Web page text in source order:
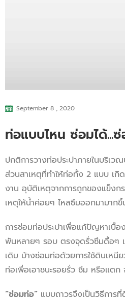
September 8 , 2020
ท่อแบบไหน ซ่อมได้...ซ่
ปกติการวางท่อประปาภายในบริเ
ส่วนสาเหตุที่ทำให้ท่อทั้ง 2 แบบ เกิ
งาน อุบัติเหตุจากการถูกของแข็ง
เหตุให้น้ำค่อยๆ ไหลซึมออกมามาก
การซ่อมท่อประปาเพื่อแก้ปัญหาเบื้อ
พันหลายๆ รอบ ตรงจุดรั่วซึมดื้อๆ
เดิม บ้างซ่อมท่อด้วยการใช้ดินเหนี
ท่อเพื่อเอาชนะรอยรั่ว ซึม หรือแ
“ซ่อมท่อ” แบบถาวรจึงเป็นวิธีการ